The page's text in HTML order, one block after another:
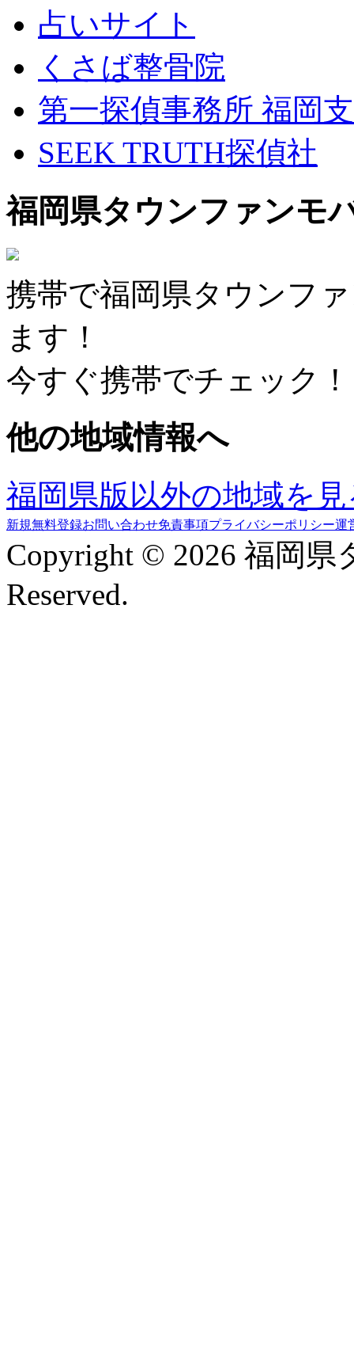
占いサイト
くさば整骨院
第一探偵事務所 福岡
SEEK TRUTH探偵社
福岡県タウンファンモ
携帯で福岡県タウンフ
ます！
今すぐ携帯でチェック！
他の地域情報へ
福岡県版以外の地域を
新規無料登録お問い合わせ免責事項プライバシーポリシー運
Copyright © 2026 福岡
Reserved.